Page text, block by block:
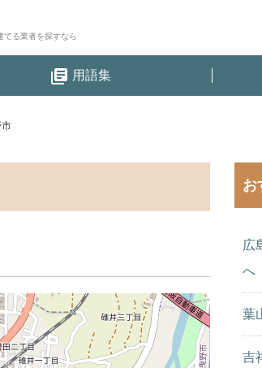
てる業者を探すなら
library_books 用語集
お
広
へ
葉
吉